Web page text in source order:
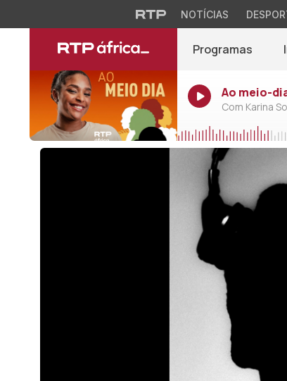
NOTÍCIAS
Programas
Ao meio-
Com Karina